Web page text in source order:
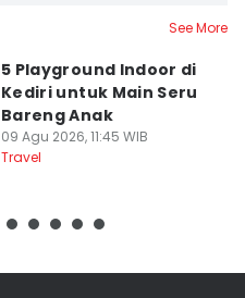
See More
5 Playground Indoor di
Kediri untuk Main Seru
Bareng Anak
09 Agu 2026, 11:45 WIB
Travel